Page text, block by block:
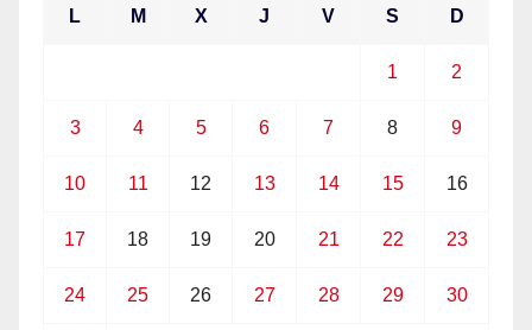
L M X J V S D
1 2
3 4 5 6 7 8 9
10 11 12 13 14 15 16
17 18 19 20 21 22 23
24 25 26 27 28 29 30